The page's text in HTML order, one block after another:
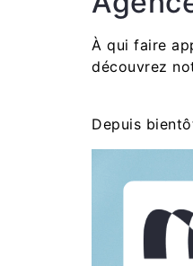
À qui faire
découvrez
Depuis